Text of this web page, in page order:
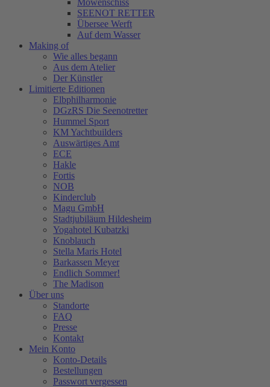
Möwenschiss
SEENOT RETTER
Übersee Werft
Auf dem Wasser
Making of
Wie alles begann
Aus dem Atelier
Der Künstler
Limitierte Editionen
Elbphilharmonie
DGzRS Die Seenotretter
Hummel Sport
KM Yachtbuilders
Auswärtiges Amt
ECE
Hakle
Fortis
NOB
Kinderclub
Magu GmbH
Stadtjubiläum Hildesheim
Yogahotel Kubatzki
Knoblauch
Stella Maris Hotel
Barkassen Meyer
Endlich Sommer!
The Madison
Über uns
Standorte
FAQ
Presse
Kontakt
Mein Konto
Konto-Details
Bestellungen
Passwort vergessen